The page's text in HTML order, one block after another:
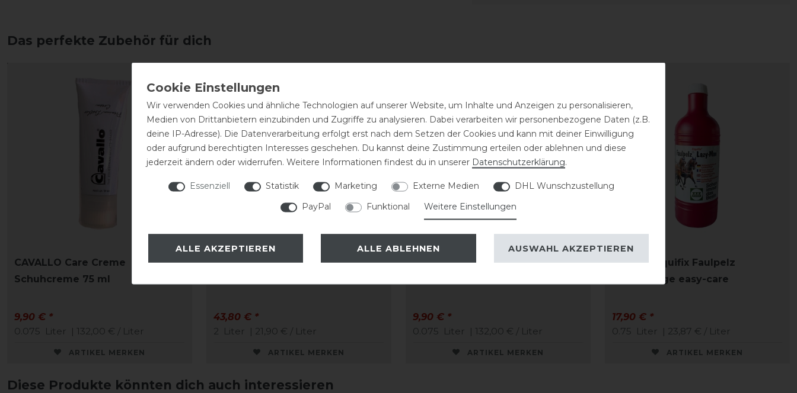
Das perfekte Zubehör für dich
CAVALLO Care Creme
Schuhcreme 75 ml
9,90 € *
0.075 Liter | 132,00 € / Liter
ARTIKEL MERKEN
Stassek Equifix Faulpelz
43,80 € *
2 Liter | 21,90 € / Liter
ARTIKEL MERKEN
CAVALLO Care Creme
9,90 € *
0.075 Liter | 132,00 € / Liter
ARTIKEL MERKEN
Stassek Equifix Faulpelz
Lederpflege easy-care
17,90 € *
0.75 Liter | 23,87 € / Liter
ARTIKEL MERKEN
Diese Produkte könnten dich auch interessieren
Wir verwenden Cookies und ähnliche Technologien auf unserer Website, um Inhalte und Anzeigen zu personalisieren,
Medien von Drittanbietern einzubinden und Zugriffe zu analysieren. Dabei verarbeiten wir personenbezogene Daten (z.B.
deine IP-Adresse). Die Datenverarbeitung erfolgt erst nach dem Setzen der Cookies und kann mit deiner Einwilligung
oder aufgrund berechtigten Interesses geschehen. Du kannst deine Zustimmung erteilen oder ablehnen und diese
jederzeit ändern oder widerrufen. Weitere Informationen findest du in unserer Daten­schutz­erklärung.
Essenziell Statistik Marketing Externe Medien
DHL Wunschzustellung
PayPal
Funktional Weitere Einstellungen
ALLE AKZEPTIEREN ALLE ABLEHNEN AUSWAHL AKZEPTIEREN